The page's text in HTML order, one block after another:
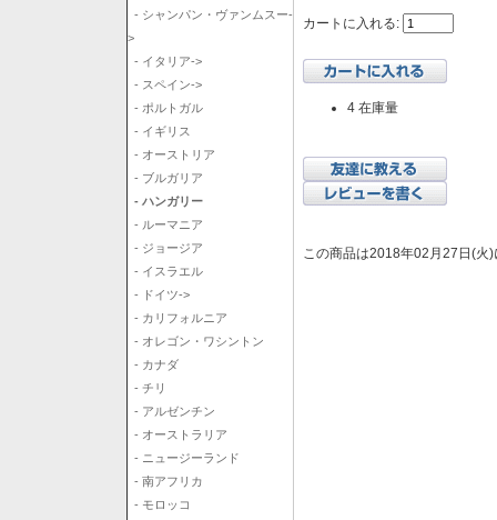
- シャンパン・ヴァンムスー-
>
- イタリア->
- スペイン->
- ポルトガル
- イギリス
- オーストリア
- ブルガリア
- ハンガリー
- ルーマニア
- ジョージア
- イスラエル
- ドイツ->
- カリフォルニア
- オレゴン・ワシントン
- カナダ
- チリ
- アルゼンチン
- オーストラリア
- ニュージーランド
- 南アフリカ
- モロッコ
カートに入れる:
4 在庫量
この商品は2018年02月27日(火